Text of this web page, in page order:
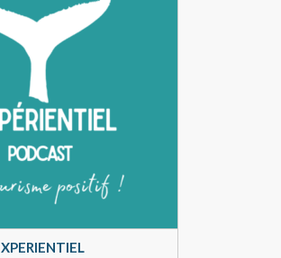
XPERIENTIEL